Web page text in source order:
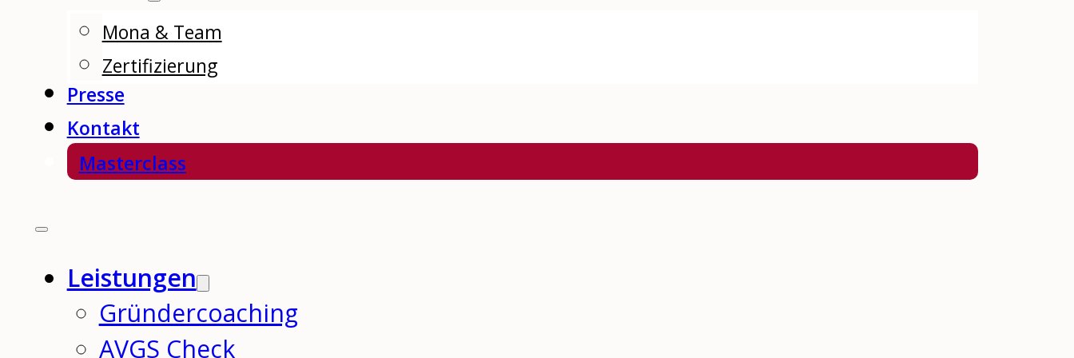
Mona & Team
Zertifizierung
Presse
Kontakt
Masterclass
Leistungen
Gründercoaching
AVGS Check